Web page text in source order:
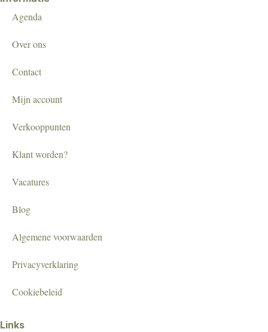
Agenda
Over ons
Contact
Mijn account
Verkooppunten
Klant worden?
Vacatures
Blog
Algemene voorwaarden
Privacyverklaring
Cookiebeleid
Links